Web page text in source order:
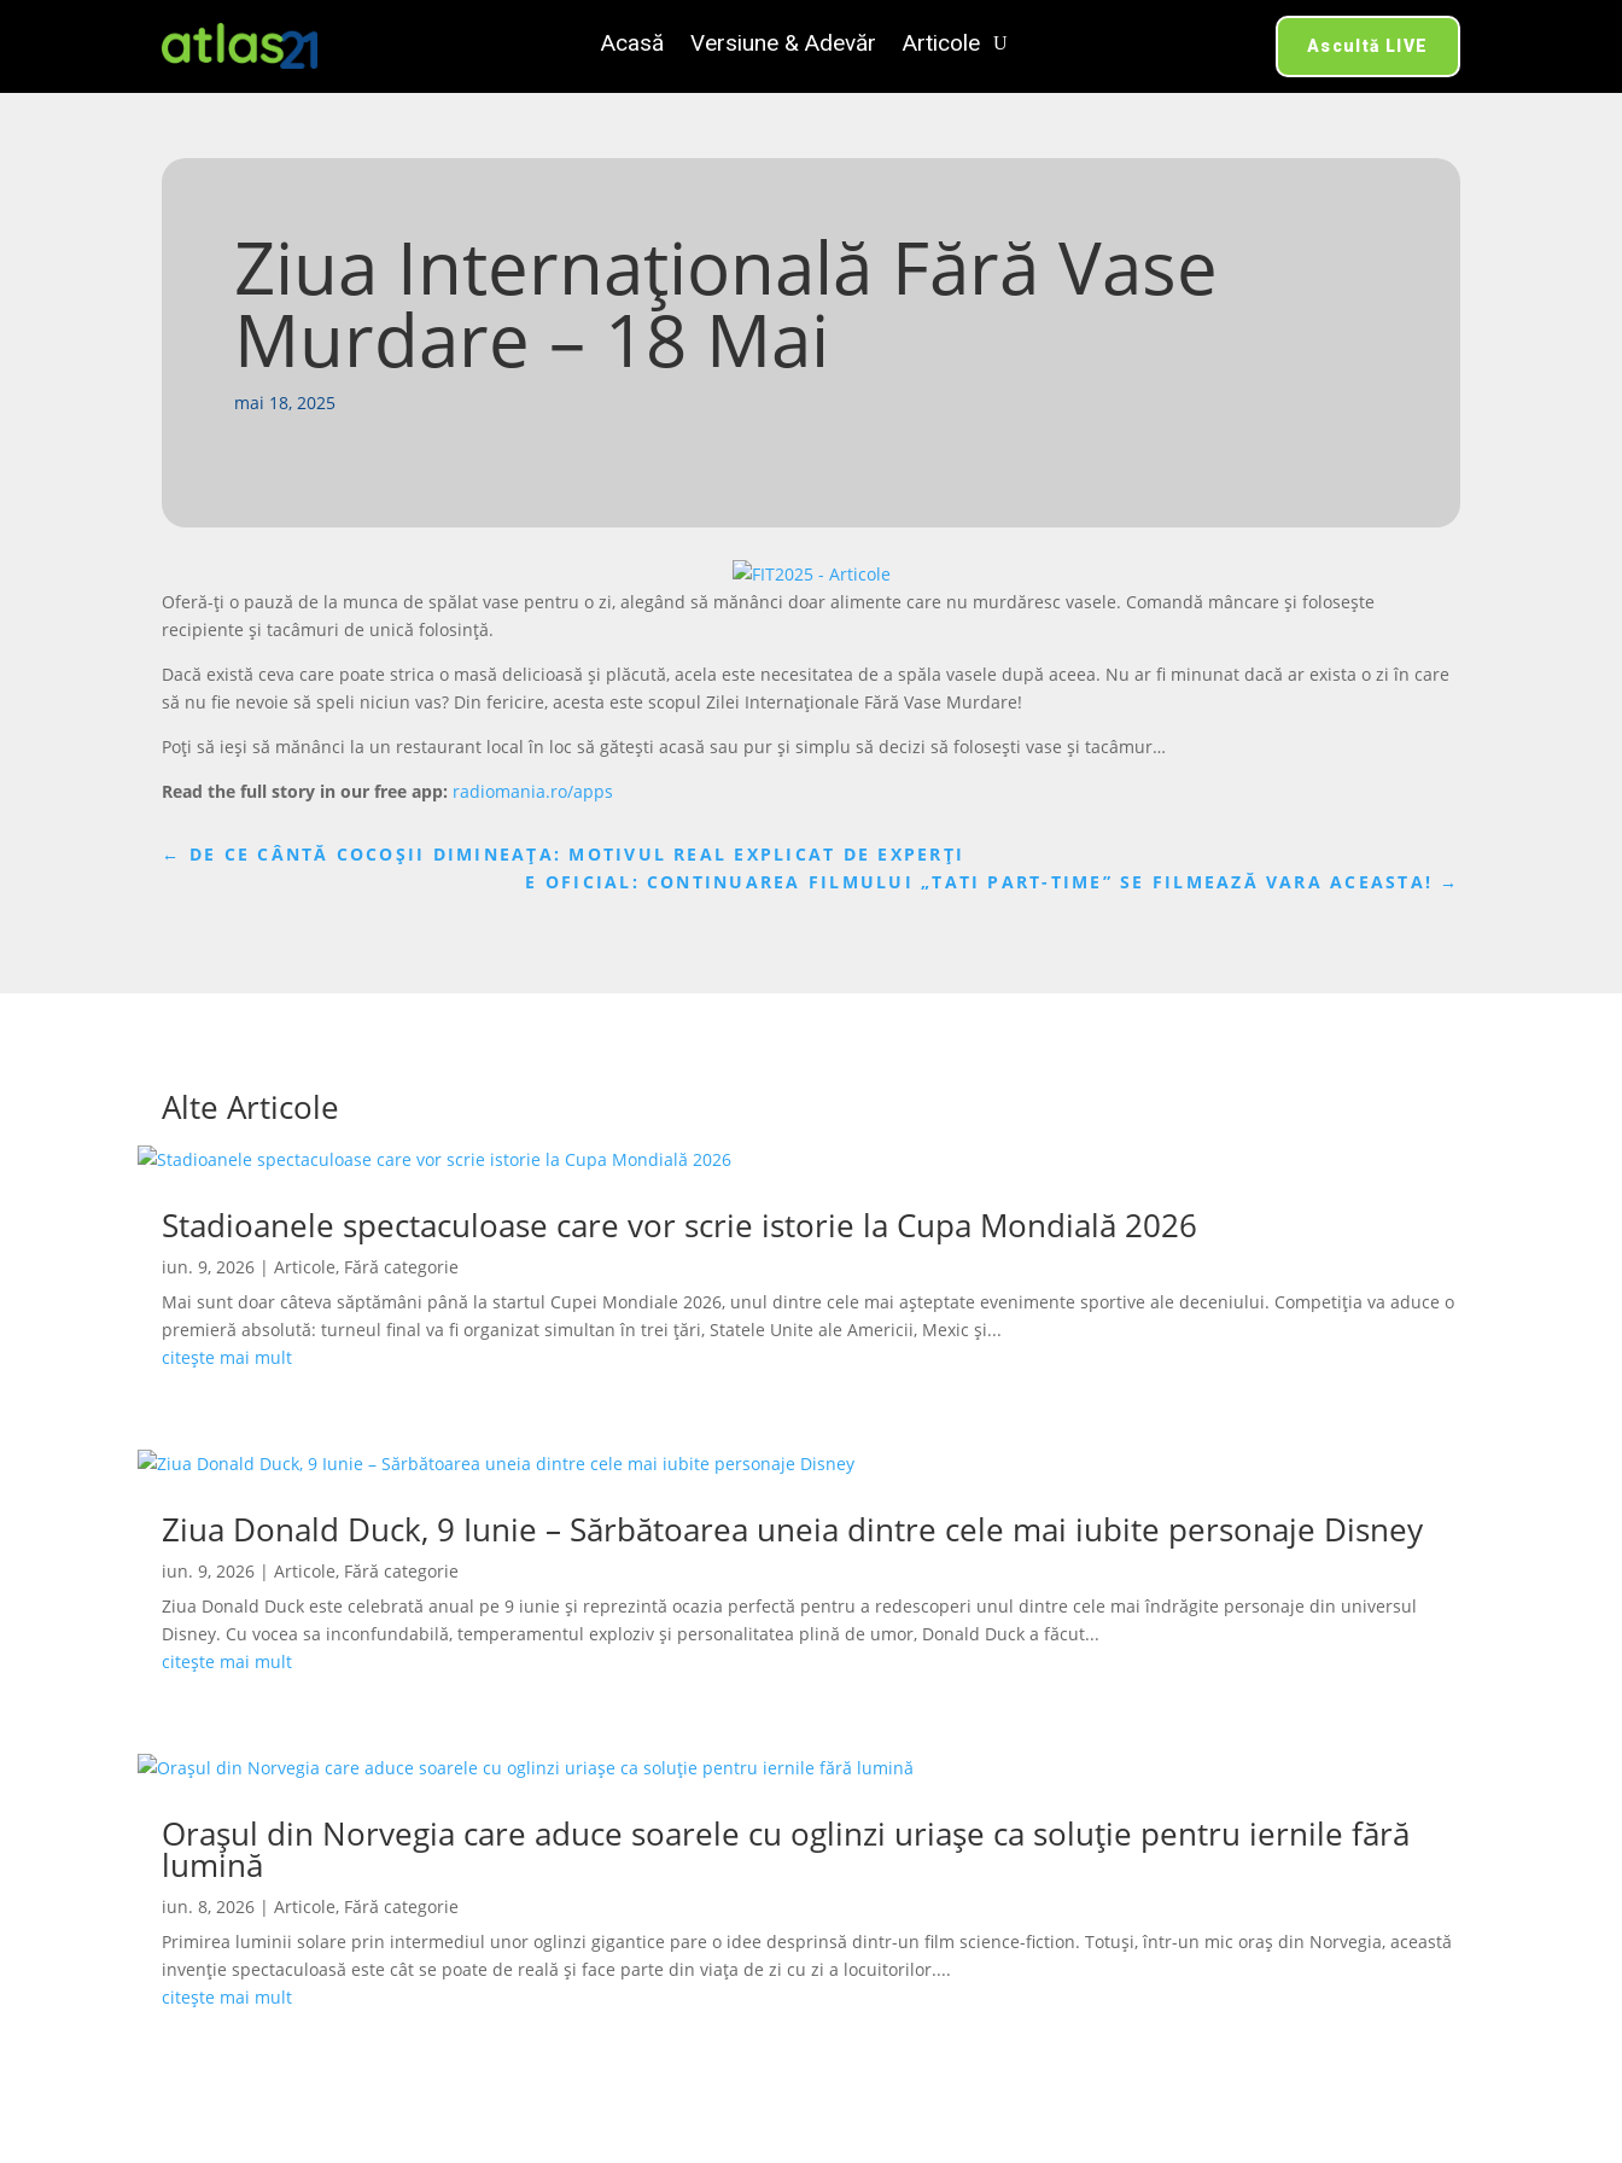
Acasă Versiune & Adevăr Articole Ascultă LIVE
Ziua Internațională Fără Vase
Murdare – 18 Mai
mai 18, 2025
Oferă-ți o pauză de la munca de spălat vase pentru o zi, alegând să mănânci doar alimente care nu murdăresc vasele. Comandă mâncare și folosește
recipiente și tacâmuri de unică folosință.
Dacă există ceva care poate strica o masă delicioasă și plăcută, acela este necesitatea de a spăla vasele după aceea. Nu ar fi minunat dacă ar exista o zi în care
să nu fie nevoie să speli niciun vas? Din fericire, acesta este scopul Zilei Internaționale Fără Vase Murdare!
Poți să ieși să mănânci la un restaurant local în loc să gătești acasă sau pur și simplu să decizi să folosești vase și tacâmur…
Read the full story in our free app: radiomania.ro/apps
← DE CE CÂNTĂ COCOȘII DIMINEAȚA: MOTIVUL REAL EXPLICAT DE EXPERȚI
E OFICIAL: CONTINUAREA FILMULUI „TATI PART-TIME” SE FILMEAZĂ VARA ACEASTA! →
Alte Articole
Stadioanele spectaculoase care vor scrie istorie la Cupa Mondială 2026
iun. 9, 2026 |Articole, Fără categorie
Mai sunt doar câteva săptămâni până la startul Cupei Mondiale 2026, unul dintre cele mai așteptate evenimente sportive ale deceniului. Competiția va aduce o
premieră absolută: turneul final va fi organizat simultan în trei țări, Statele Unite ale Americii, Mexic și...
citește mai mult
Ziua Donald Duck, 9 Iunie – Sărbătoarea uneia dintre cele mai iubite personaje Disney
iun. 9, 2026 |Articole, Fără categorie
Ziua Donald Duck este celebrată anual pe 9 iunie și reprezintă ocazia perfectă pentru a redescoperi unul dintre cele mai îndrăgite personaje din universul
Disney. Cu vocea sa inconfundabilă, temperamentul exploziv și personalitatea plină de umor, Donald Duck a făcut...
citește mai mult
Orașul din Norvegia care aduce soarele cu oglinzi uriașe ca soluție pentru iernile fără
lumină
iun. 8, 2026 |Articole, Fără categorie
Primirea luminii solare prin intermediul unor oglinzi gigantice pare o idee desprinsă dintr-un film science-fiction. Totuși, într-un mic oraș din Norvegia, această
invenție spectaculoasă este cât se poate de reală și face parte din viața de zi cu zi a locuitorilor....
citește mai mult